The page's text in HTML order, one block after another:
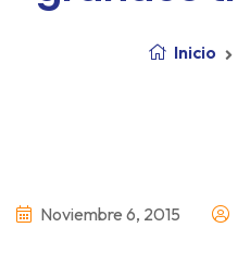
Inicio
Noviembre 6, 2015